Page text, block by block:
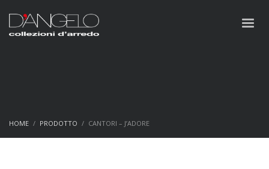
HOME PRODOTTO CANTORI – J’ADORE